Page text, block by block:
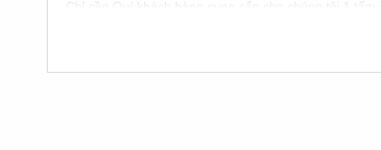
Chỉ cần Quí khách hàng cung cấp cho chúng tôi 1
Kỷ